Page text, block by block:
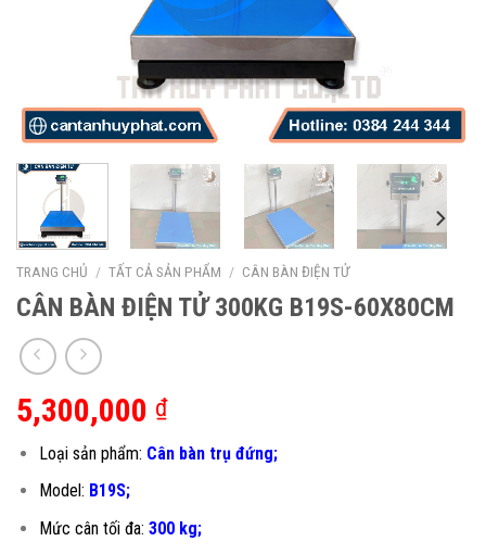
TRANG CHỦ / TẤT CẢ SẢN PHẨM / CÂN BÀN ĐIỆN TỬ
CÂN BÀN ĐIỆN TỬ 300KG B19S-60X80CM
5,300,000 ₫
Loại sản phẩm: Cân bàn trụ đứng;
Model: B19S;
Mức cân tối đa: 300 kg;